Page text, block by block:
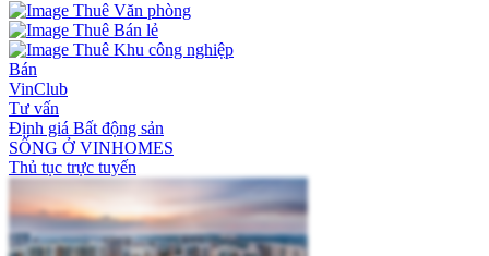
Thuê Văn phòng
Thuê Bán lẻ
Thuê Khu công nghiệp
Bán
VinClub
Tư vấn
Định giá Bất động sản
SỐNG Ở VINHOMES
Thủ tục trực tuyến